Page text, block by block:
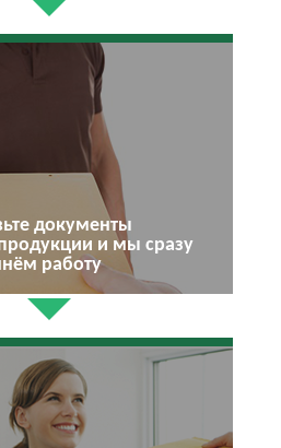
документы
и мы сразу
работу